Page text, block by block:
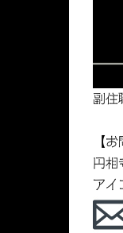
副住
【
円
アイ